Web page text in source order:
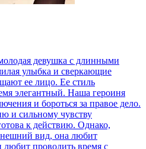
девушка с длинными
улыбка и сверкающие
ее лицо. Ее стиль
элегантный. Наша героиня
и бороться за правое дело.
и сильному чувству
к действию. Однако,
вид, она любит
проводить время с